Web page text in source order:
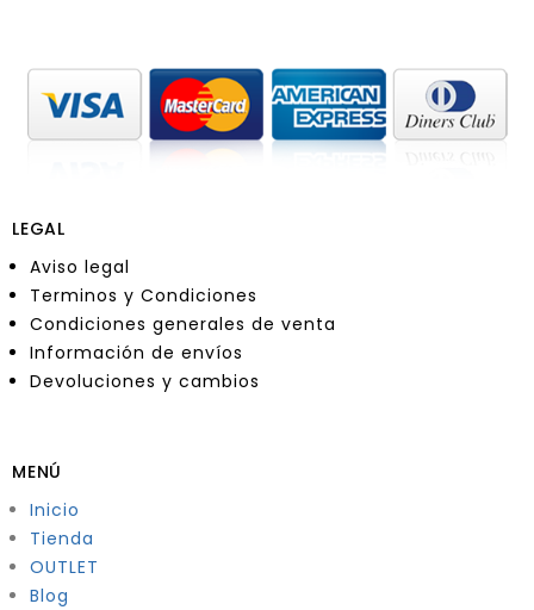
LEGAL
Aviso legal
Terminos y Condiciones
Condiciones generales de venta
Información de envíos
Devoluciones y cambios
MENÚ
Inicio
Tienda
OUTLET
Blog